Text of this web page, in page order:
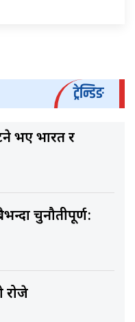
ट्रेन्डिङ
भए भारत र
चुनौतीपूर्ण:
रोजे